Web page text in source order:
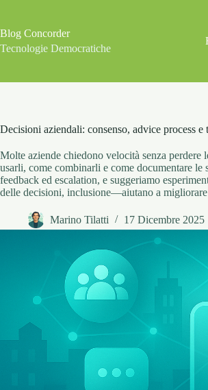
contenuto
Blog Concorder
Tecnologie Democratiche
Decisioni aziendali: consenso, advice process e
Molte aziende chiedono velocità senza
usarli, come combinarli e come documentare
feedback ed escalation, e suggeriamo
delle decisioni, inclusione—aiutano a migliorare
Marino Tilatti 17 Dicembre 2025